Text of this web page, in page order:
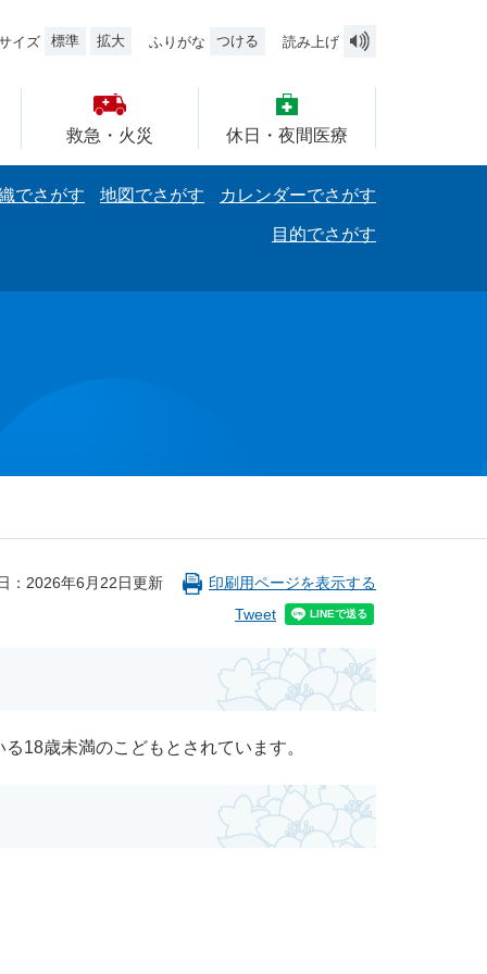
イズ 標準 拡大 ふりがな つける 読み上げ
救急・火災 休日・夜間医療
でさがす 地図でさがす カレンダーでさがす
目的でさがす
：2026年6月22日更新
印刷用ページを表示する
Tweet
18歳未満のこどもとされています。